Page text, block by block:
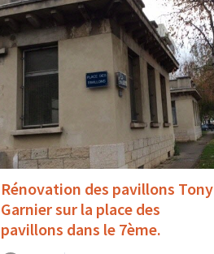
Rénovation des pavillons Tony
Garnier sur la place des
pavillons dans le 7ème.